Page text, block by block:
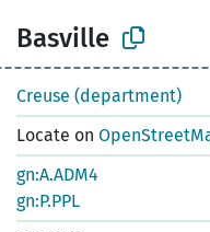
Basville
Creuse (department)
Locate on
gn:A.ADM4
gn:P.PPL